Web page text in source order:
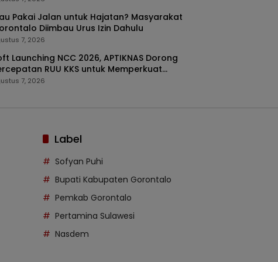
Pakai Jalan untuk Hajatan? Masyarakat
Diimbau Urus Izin Dahulu
7, 2026
Launching NCC 2026, APTIKNAS Dorong
RUU KKS untuk Memperkuat
Digital Indonesia
7, 2026
Label
Sofyan Puhi
Bupati Kabupaten Gorontalo
Pemkab Gorontalo
Pertamina Sulawesi
Nasdem